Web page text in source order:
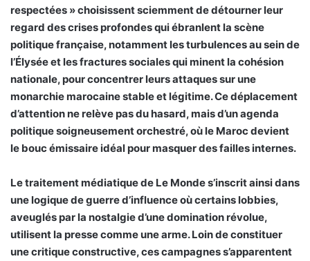
respectées » choisissent sciemment de détourner leur
regard des crises profondes qui ébranlent la scène
politique française, notamment les turbulences au sein de
l’Élysée et les fractures sociales qui minent la cohésion
nationale, pour concentrer leurs attaques sur une
monarchie marocaine stable et légitime. Ce déplacement
d’attention ne relève pas du hasard, mais d’un agenda
politique soigneusement orchestré, où le Maroc devient
le bouc émissaire idéal pour masquer des failles internes.
Le traitement médiatique de Le Monde s’inscrit ainsi dans
une logique de guerre d’influence où certains lobbies,
aveuglés par la nostalgie d’une domination révolue,
utilisent la presse comme une arme. Loin de constituer
une critique constructive, ces campagnes s’apparentent